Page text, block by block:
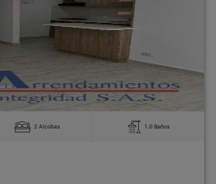
2 Alcobas 1.0 Baños